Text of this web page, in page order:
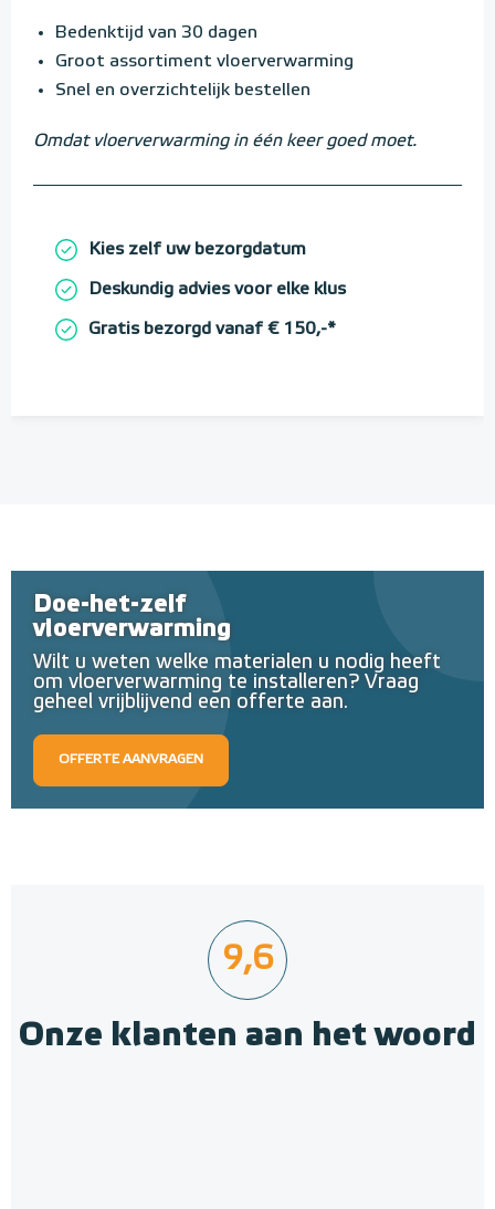
Bedenktijd van 30 dagen
Groot assortiment vloerverwarming
Snel en overzichtelijk bestellen
Omdat vloerverwarming in één keer goed moet.
Kies zelf uw bezorgdatum
Deskundig advies voor elke klus
Gratis bezorgd vanaf € 150,-*
Doe-het-zelf
vloerverwarming
Wilt u weten welke materialen u nodig heeft
om vloerverwarming te installeren? Vraag
geheel vrijblijvend een offerte aan.
OFFERTE AANVRAGEN
9,6
Onze klanten aan het woord